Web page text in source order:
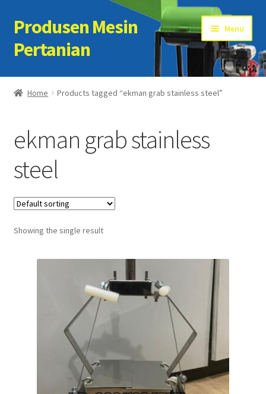
Skip
to
navigation
Skip
to
content
Produsen Mesin
Pertanian
Menu
Home
Cart
Checkout
Kontak Kami
My account
Home Products tagged “ekman grab stainless steel”
ekman grab stainless
steel
Showing the single result